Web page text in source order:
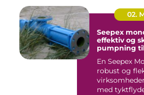
02.
Seepex
effektiv og
pumpning
En Seepex
robust og
med